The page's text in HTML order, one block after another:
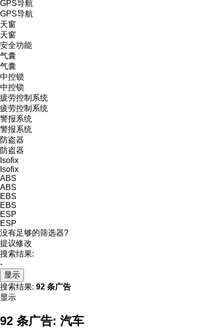
GPS导航
GPS导航
天窗
天窗
安全功能
气囊
气囊
中控锁
中控锁
疲劳控制系统
疲劳控制系统
警报系统
警报系统
防盗器
防盗器
Isofix
Isofix
ABS
ABS
EBS
EBS
ESP
ESP
没有足够的筛选器?
提议修改
搜索结果:
-
显示
搜索结果: 92 条广告
显示
92 条广告: 汽车